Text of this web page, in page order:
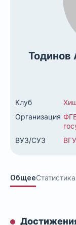
Тодинов
Клуб
Организация
ВУЗ/СУЗ
ВГУ
ОбщееСтатистика